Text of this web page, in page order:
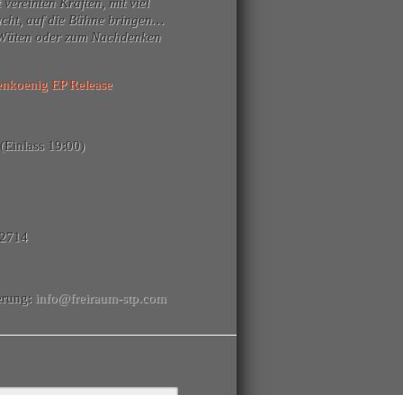
auf die Bühne bringen…
oder zum Nachdenken
EP Release
19:00)
info@freiraum-stp.com